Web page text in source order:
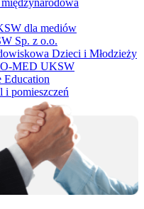
międzynarodowa
dla mediów
Sp. z o.o.
Dzieci i Młodzieży
MED UKSW
Education
i pomieszczeń